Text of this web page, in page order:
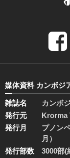
媒体資料 カンボジ
雑誌名
カンボ
発行元
Krorma
発行月
プノン
月）
発行部数
3000部(